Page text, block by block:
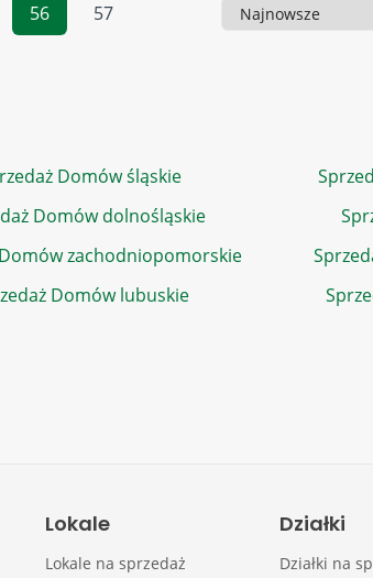
56 57 Sortowanie
Domów śląskie
Domów dolnośląskie
zachodniopomorskie
Domów lubuskie
Lokale
Lokale na sprzedaż
Działki
Działki na